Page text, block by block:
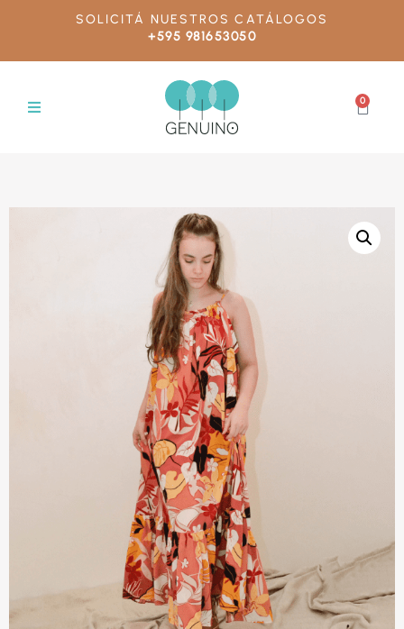
SOLICITÁ NUESTROS CATÁLOGOS
+595 981653050
0